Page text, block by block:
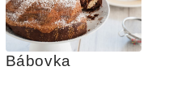
Bábovka